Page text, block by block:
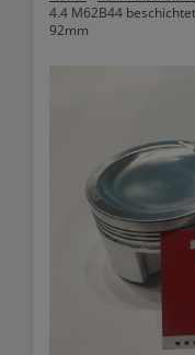
4.4 M62B44
92mm